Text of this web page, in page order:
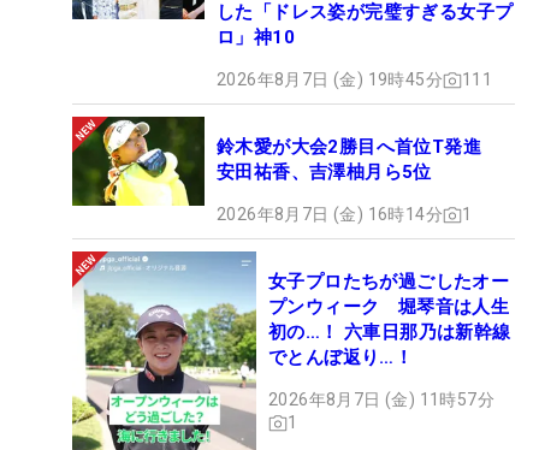
した「ドレス姿が完璧すぎる女子プ
ロ」神10
2026年8月7日 (金) 19時45分 111
鈴木愛が大会2勝目へ首位T発進
安田祐香、吉澤柚月ら5位
2026年8月7日 (金) 16時14分 1
女子プロたちが過ごしたオー
プンウィーク 堀琴音は人生
初の…！ 六車日那乃は新幹線
でとんぼ返り…！
2026年8月7日 (金) 11時57分
1